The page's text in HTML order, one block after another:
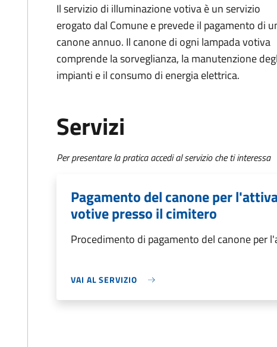
Il servizio di illuminazione votiva è un servizio
erogato dal Comune e prevede il pagamento di
canone annuo. Il canone di ogni lampada votiva
comprende la sorveglianza, la manutenzione
impianti e il consumo di energia elettrica.
Servizi
Per presentare la pratica accedi al servizio che ti interessa
Pagamento del canone per
votive presso il cimitero
Procedimento di pagamento del canone per
VAI AL SERVIZIO